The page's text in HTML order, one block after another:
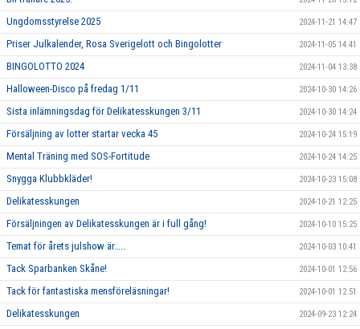
Ungdomsstyrelse 2025 2024-11-21 14:47
Priser Julkalender, Rosa Sverigelott och Bingolotter 2024-11-05 14:41
BINGOLOTTO 2024 2024-11-04 13:38
Halloween-Disco på fredag 1/11 2024-10-30 14:26
Sista inlämningsdag för Delikatesskungen 3/11 2024-10-30 14:24
Försäljning av lotter startar vecka 45 2024-10-24 15:19
Mental Träning med SOS-Fortitude 2024-10-24 14:25
Snygga Klubbkläder! 2024-10-23 15:08
Delikatesskungen 2024-10-21 12:25
Försäljningen av Delikatesskungen är i full gång! 2024-10-10 15:25
Temat för årets julshow är….. 2024-10-03 10:41
Tack Sparbanken Skåne! 2024-10-01 12:56
Tack för fantastiska mensföreläsningar! 2024-10-01 12:51
Delikatesskungen 2024-09-23 12:24